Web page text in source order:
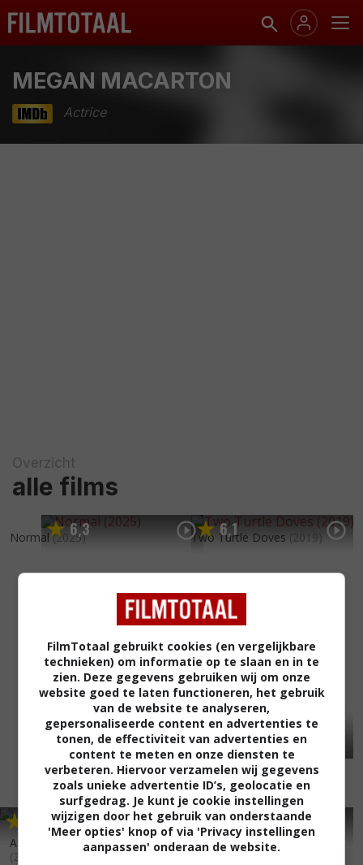
MEGAN MACARTON
Actrice
Overzicht
alle films
6,3
Normal (2025) 6,1
Two Turtle Doves (2019)
A Christmas in Tennessee
(2018)
6 ,2
FilmTotaal gebruikt cookies (en vergelijkbare
technieken) om informatie op te slaan en in te
zien. Deze gegevens gebruiken wij om onze
website goed te laten functioneren, het gebruik
van de website te analyseren,
gepersonaliseerde content en advertenties te
tonen, de effectiviteit van advertenties en
content te meten en onze diensten te
verbeteren. Hiervoor verzamelen wij gegevens
zoals unieke advertentie ID’s, geolocatie en
surfgedrag. Je kunt je cookie instellingen
wijzigen door het gebruik van onderstaande
'Meer opties' knop of via 'Privacy instellingen
aanpassen' onderaan de website.